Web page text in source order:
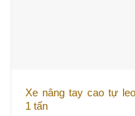
Xe nâng tay cao tự leo
1 tấn